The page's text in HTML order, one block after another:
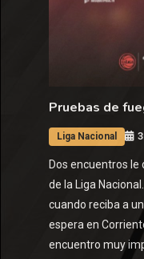
Pruebas de
Liga Nacional
Dos encuentros le
de la Liga
cuando reciba a
espera en
encuentro muy